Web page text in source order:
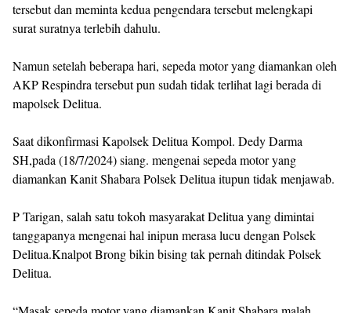
tersebut dan meminta kedua pengendara tersebut melengkapi
surat suratnya terlebih dahulu.
Namun setelah beberapa hari, sepeda motor yang diamankan oleh
AKP Respindra tersebut pun sudah tidak terlihat lagi berada di
mapolsek Delitua.
Saat dikonfirmasi Kapolsek Delitua Kompol. Dedy Darma
SH,pada (18/7/2024) siang. mengenai sepeda motor yang
diamankan Kanit Shabara Polsek Delitua itupun tidak menjawab.
P Tarigan, salah satu tokoh masyarakat Delitua yang dimintai
tanggapanya mengenai hal inipun merasa lucu dengan Polsek
Delitua.Knalpot Brong bikin bising tak pernah ditindak Polsek
Delitua.